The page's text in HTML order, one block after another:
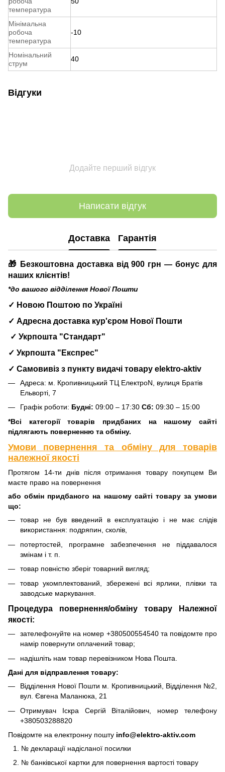
температура
Мінімальна
робоча
температура
-10
Номінальний
струм
40
Відгуки
Додайте перший відгук
Написати відгук
Доставка Гарантія
🎁 Безкоштовна доставка від 900 грн — бонус для
наших клієнтів!
*до вашого відділення Нової Пошти
✓ Новою Поштою по Україні
✓ Адресна доставка кур'єром Нової Пошти
✓ Укрпошта "Стандарт"
✓ Укрпошта "Експрес"
✓ Самовивіз з пункту видачі товару elektro-aktiv
Адреса: м. Кропивницький ТЦ ЕлектроN, вулиця Братів
Ельворті, 7
Графік роботи: Будні: 09:00 – 17:30 Сб: 09:30 – 15:00
*Всі категорії товарів придбаних на нашому сайті
підлягають поверненню та обміну.
Умови повернення та обміну для товарів
належної якості
Протягом 14-ти днів після отримання товару покупцем Ви
маєте право на повернення
або обмін придбаного на нашому сайті товару за умови
що:
товар не був введений в експлуатацію і не має слідів
використання: подряпин, сколів,
потертостей, програмне забезпечення не піддавалося
змінам і т. п.
товар повністю зберіг товарний вигляд;
товар укомплектований, збережені всі ярлики, плівки та
заводське маркування.
Процедура повернення/обміну товару Належної
якості:
зателефонуйте на номер +380500554540 та повідомте про
намір повернути оплачений товар;
надішліть нам товар перевізником Нова Пошта.
Дані для відправлення товару:
Відділення Нової Пошти м. Кропивницький, Відділення №2,
вул. Євгена Маланюка, 21
Отримувач Іскра Сергій Віталійович, номер телефону
+380503288820
Повідомте на електронну пошту info@elektro-aktiv.com
№ декларації надісланої посилки
№ банківської картки для повернення вартості товару